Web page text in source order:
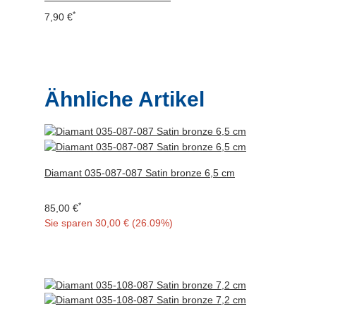
7,90 €*
Ähnliche Artikel
Diamant 035-087-087 Satin bronze 6,5 cm
85,00 €*
Sie sparen 30,00 € (26.09%)